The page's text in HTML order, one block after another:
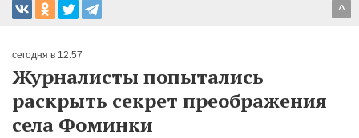
^
сегодня в 12:57
Журналисты попытались
раскрыть секрет преображения
села Фоминки